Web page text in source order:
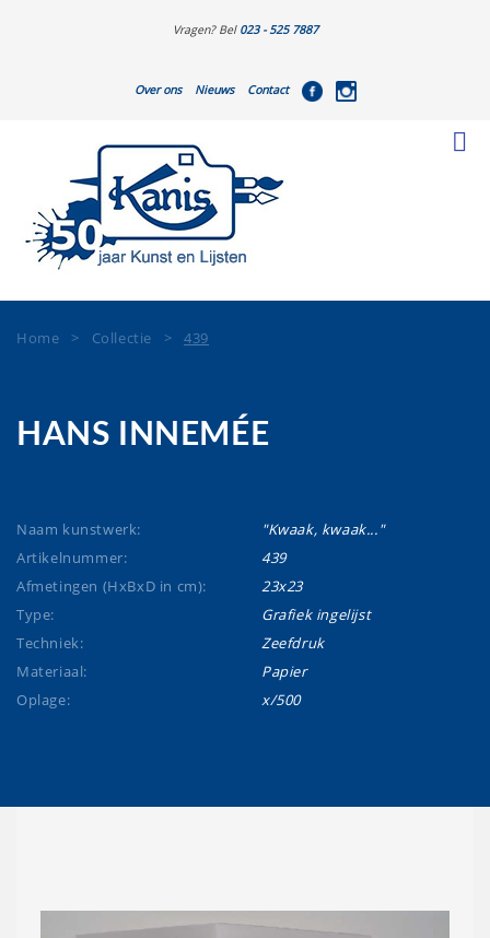
Vragen? Bel 023 - 525 7887
Over ons Nieuws Contact
Home > Collectie >439
HANS INNEMÉE
Naam kunstwerk:
"Kwaak, kwaak..."
Artikelnummer:
439
Afmetingen (HxBxD in cm):
23x23
Type:
Grafiek ingelijst
Techniek:
Zeefdruk
Materiaal:
Papier
Oplage:
x/500